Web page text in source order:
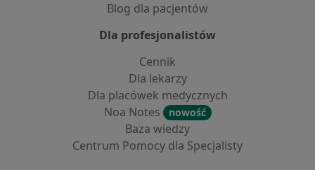
Blog dla pacjentów
Dla profesjonalistów
Cennik
Dla lekarzy
Dla placówek medycznych
Noa Notes
nowość
Baza wiedzy
Centrum Pomocy dla Specjalisty